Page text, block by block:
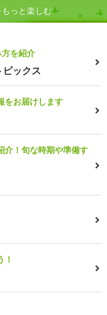
っと楽しむ
を紹介
ックス
をお届けします
介！旬な時期や準備す
！